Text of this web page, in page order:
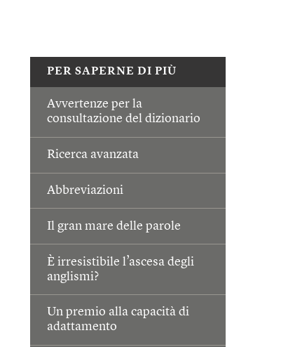
PER SAPERNE DI PIÙ
Avvertenze per la
consultazione del dizionario
Ricerca avanzata
Abbreviazioni
Il gran mare delle parole
È irresistibile l’ascesa degli
anglismi?
Un premio alla capacità di
adattamento